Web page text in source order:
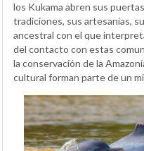
los Kukama abren sus
tradiciones, sus artesanías,
ancestral con el que
del contacto con estas
la conservación de la
cultural forman parte de un